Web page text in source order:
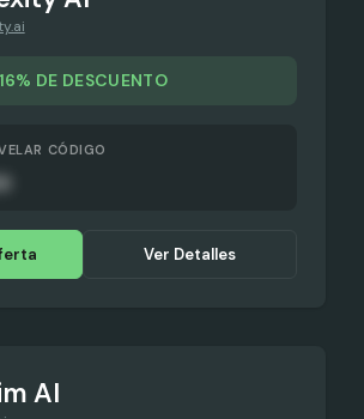
16% DE DESCUENTO
CÓDIGO
Ver Detalles
AI